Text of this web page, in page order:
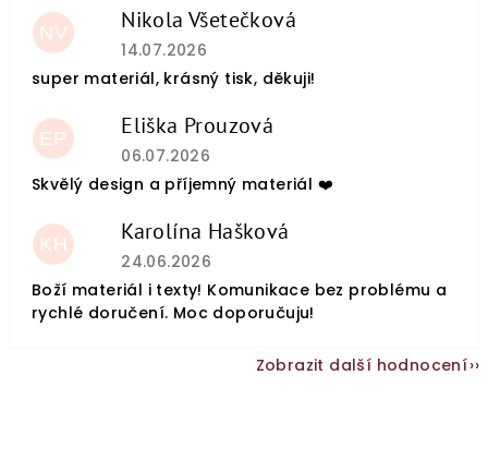
NV Nikola Všetečková
Hodnocení obchodu je 5 z 5 hvězdiček.
14.07.2026
super materiál, krásný tisk, děkuji!
EP Eliška Prouzová
Hodnocení obchodu je 5 z 5 hvězdiček.
06.07.2026
Skvělý design a příjemný materiál ❤️
KH Karolína Hašková
Hodnocení obchodu je 5 z 5 hvězdiček.
24.06.2026
Boží materiál i texty! Komunikace bez problému a
rychlé doručení. Moc doporučuju!
Zobrazit další hodnocení